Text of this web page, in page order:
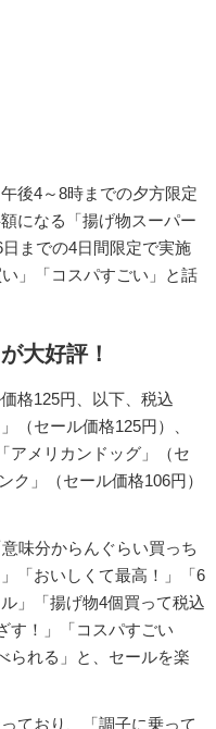
後4～8時までの夕方限定
になる「揚げ物スーパー
までの4日間限定で実施
」「コスパすごい」と話
大好評！
格125円、以下、税込
（セール価格125円）、
アメリカンドッグ」（セ
ク」（セール価格106円）
味分からんぐらい買っち
「おいしくて最高！」「6
」「揚げ物4個買って税込
す！」「コスパすごい
られる」と、セールを楽
ており、「調子に乗って